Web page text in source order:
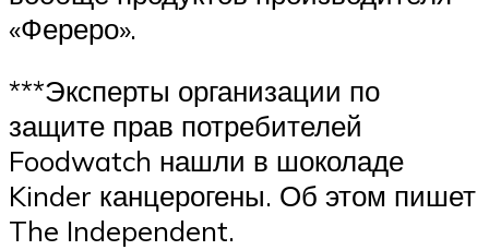
«Фереро».
***Эксперты организации по
защите прав потребителей
Foodwatch нашли в шоколаде
Kinder канцерогены. Об этом пишет
The Independent.